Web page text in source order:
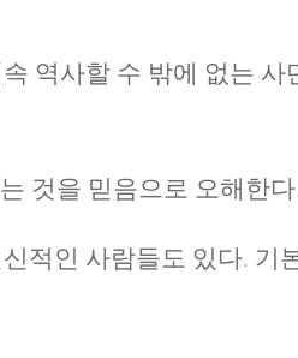
역사할 수 밖에 없는 사
것을 믿음으로 오해한다.
적인 사람들도 있다. 기